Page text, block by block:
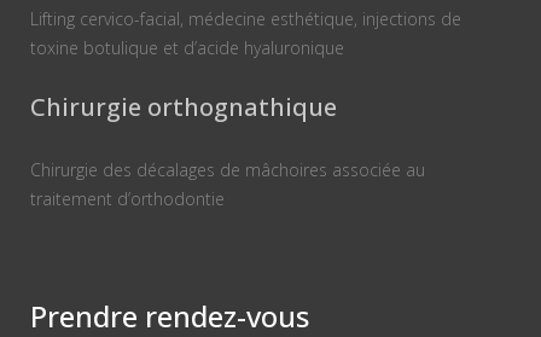
Lifting cervico-facial, médecine esthétique, injections de
toxine botulique et d’acide hyaluronique
Chirurgie orthognathique
Chirurgie des décalages de mâchoires associée au
traitement d’orthodontie
Prendre rendez-vous